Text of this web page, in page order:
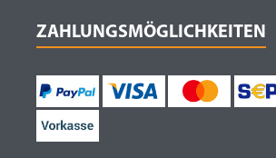
ZAHLUNGSMÖGLICHKEITEN